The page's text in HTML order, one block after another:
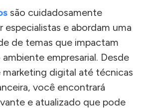
são cuidadosamente
especialistas e abordam uma
de temas que impactam
empresarial. Desde
marketing digital até técnicas
você encontrará
e atualizado que pode